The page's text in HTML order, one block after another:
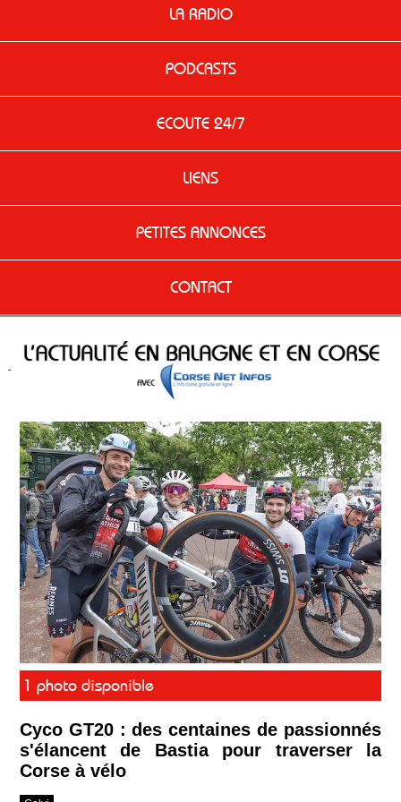
LA RADIO
PODCASTS
ECOUTE 24/7
LIENS
PETITES ANNONCES
CONTACT
1 photo disponible
Cyco GT20 : des centaines de passionnés
s'élancent de Bastia pour traverser la
Corse à vélo